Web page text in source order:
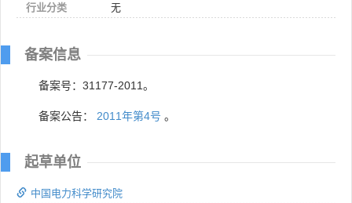
行业分类
无
备案信息
备案号：31177-2011。
备案公告： 2011年第4号 。
起草单位
中国电力科学研究院